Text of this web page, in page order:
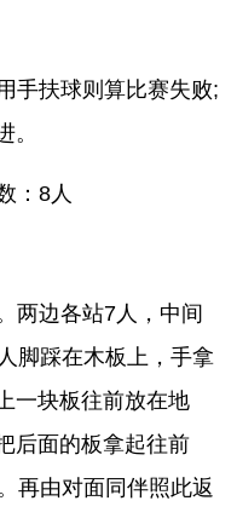
手扶球则算比赛失败;
。
：8人
两边各站7人，中间
脚踩在木板上，手拿
一块板往前放在地
后面的板拿起往前
再由对面同伴照此返